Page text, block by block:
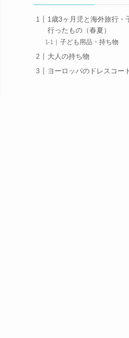
1歳3ヶ月児と海外旅行・
行ったもの（春夏）
子ども用品・持ち物
大人の持ち物
ヨーロッパのドレスコー